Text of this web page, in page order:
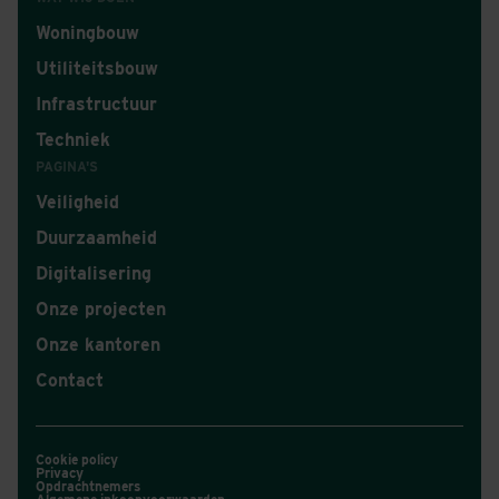
een nieuw
dorpshart voor
Cruquius
MA. 1 JUN 2026
Woningbouw
Utiliteitsbouw
Infrastructuur
Techniek
PAGINA'S
Veiligheid
Duurzaamheid
Digitalisering
Onze projecten
Onze kantoren
Contact
Cookie policy
Privacy
Opdrachtnemers